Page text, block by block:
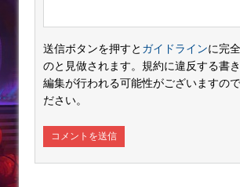
送信ボタンを押すと ガイドラインに完
のと見做されます。規約に違反する書
編集が行われる可能性がございますの
ださい。